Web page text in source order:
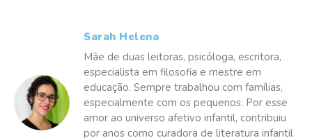
Sarah Helena
Mãe de duas leitoras, psicóloga, escritora,
especialista em filosofia e mestre em
educação. Sempre trabalhou com famílias,
especialmente com os pequenos. Por esse
amor ao universo afetivo infantil, contribuiu
por anos como curadora de literatura infantil